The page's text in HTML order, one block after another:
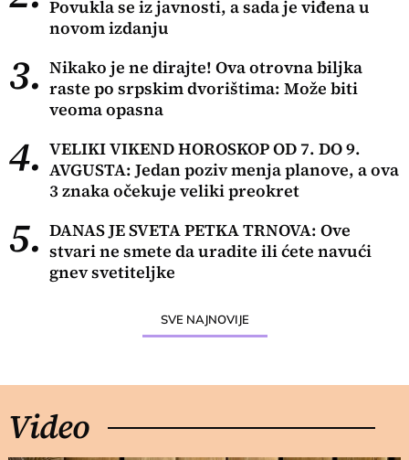
Povukla se iz javnosti, a sada je viđena u
novom izdanju
3. Nikako je ne dirajte! Ova otrovna biljka
raste po srpskim dvorištima: Može biti
veoma opasna
4. VELIKI VIKEND HOROSKOP OD 7. DO 9.
AVGUSTA: Jedan poziv menja planove, a ova
3 znaka očekuje veliki preokret
5. DANAS JE SVETA PETKA TRNOVA: Ove
stvari ne smete da uradite ili ćete navući
gnev svetiteljke
SVE NAJNOVIJE
Video